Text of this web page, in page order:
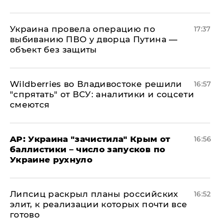
Украина провела операцию по
выбиванию ПВО у дворца Путина —
объект без защиты
17:37
Wildberries во Владивостоке решили
"спрятать" от ВСУ: аналитики и соцсети
смеются
16:57
AP: Украина "зачистила" Крым от
баллистики – число запусков по
Украине рухнуло
16:56
Липсиц раскрыл планы российских
элит, к реализации которых почти все
готово
16:52